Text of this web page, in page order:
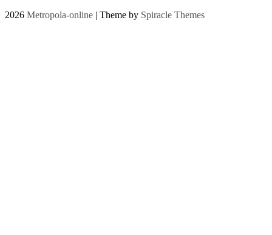
2026 Metropola-online | Theme by Spiracle Themes